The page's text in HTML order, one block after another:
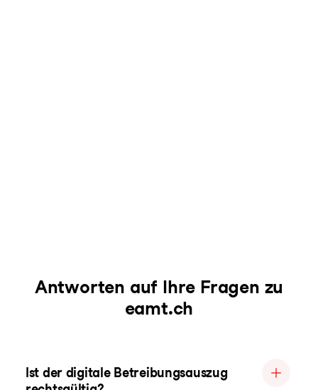
Antworten auf Ihre Fragen zu
eamt.ch
Ist der digitale Betreibungsauszug